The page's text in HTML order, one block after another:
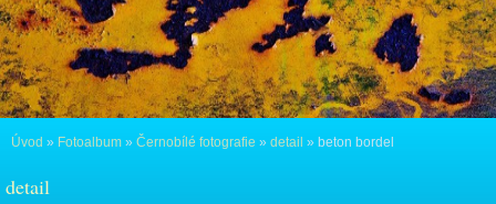
Úvod » Fotoalbum » Černobílé fotografie » detail » beton bordel
detail